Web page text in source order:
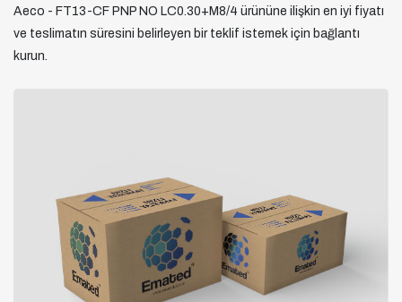
Aeco - FT13-CF PNP NO LC0.30+M8/4 ürününe ilişkin en iyi fiyatı
ve teslimatın süresini belirleyen bir teklif istemek için bağlantı
kurun.